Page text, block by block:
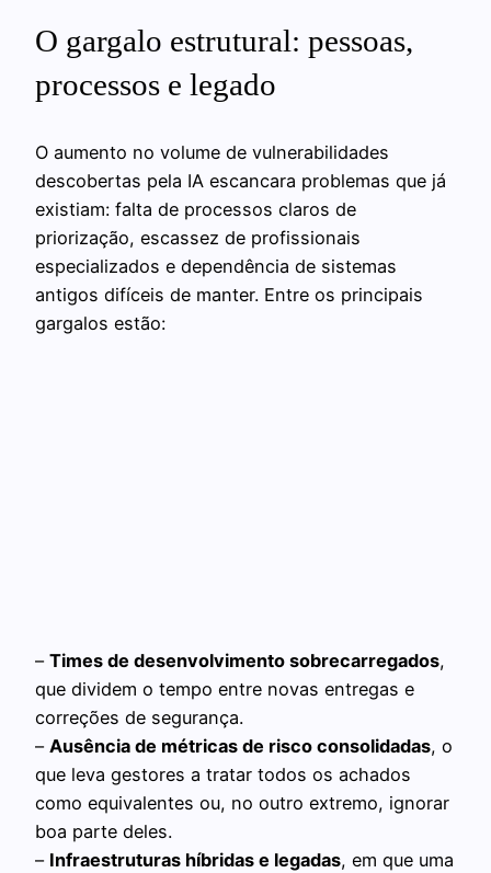
O gargalo estrutural: pessoas,
processos e legado
O aumento no volume de vulnerabilidades
descobertas pela IA escancara problemas que já
existiam: falta de processos claros de
priorização, escassez de profissionais
especializados e dependência de sistemas
antigos difíceis de manter. Entre os principais
gargalos estão:
– Times de desenvolvimento sobrecarregados,
que dividem o tempo entre novas entregas e
correções de segurança.
– Ausência de métricas de risco consolidadas, o
que leva gestores a tratar todos os achados
como equivalentes ou, no outro extremo, ignorar
boa parte deles.
– Infraestruturas híbridas e legadas, em que uma